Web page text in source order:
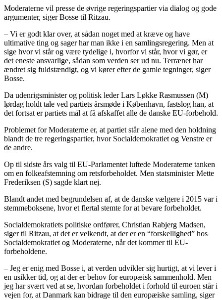
Moderaterne vil presse de øvrige regeringspartier via dialog og gode
argumenter, siger Bosse til Ritzau.
– Vi er godt klar over, at sådan noget med at kræve og have
ultimative ting og sager har man ikke i en samlingsregering. Men at
sige hvor vi står og være tydelige i, hvorfor vi står, hvor vi gør, er
det eneste ansvarlige, sådan som verden ser ud nu. Terrænet har
ændret sig fuldstændigt, og vi kører efter de gamle tegninger, siger
Bosse.
Da udenrigsminister og politisk leder Lars Løkke Rasmussen (M)
lørdag holdt tale ved partiets årsmøde i København, fastslog han, at
det fortsat er partiets mål at få afskaffet alle de danske EU-forbehold.
Problemet for Moderaterne er, at partiet står alene med den holdning
blandt de tre regeringspartier, hvor Socialdemokratiet og Venstre er
de andre.
Op til sidste års valg til EU-Parlamentet luftede Moderaterne tanken
om en folkeafstemning om retsforbeholdet. Men statsminister Mette
Frederiksen (S) sagde klart nej.
Blandt andet med begrundelsen af, at de danske vælgere i 2015 var i
stemmeboksene, hvor et flertal stemte for at bevare forbeholdet.
Socialdemokratiets politiske ordfører, Christian Rabjerg Madsen,
siger til Ritzau, at det er velkendt, at der er en “forskellighed” hos
Socialdemokratiet og Moderaterne, når det kommer til EU-
forbeholdene.
– Jeg er enig med Bosse i, at verden udvikler sig hurtigt, at vi lever i
en usikker tid, og at der er behov for europæisk sammenhold. Men
jeg har svært ved at se, hvordan forbeholdet i forhold til euroen står i
vejen for, at Danmark kan bidrage til den europæiske samling, siger